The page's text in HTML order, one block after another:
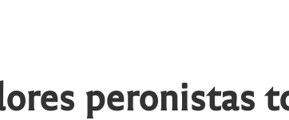
peronistas